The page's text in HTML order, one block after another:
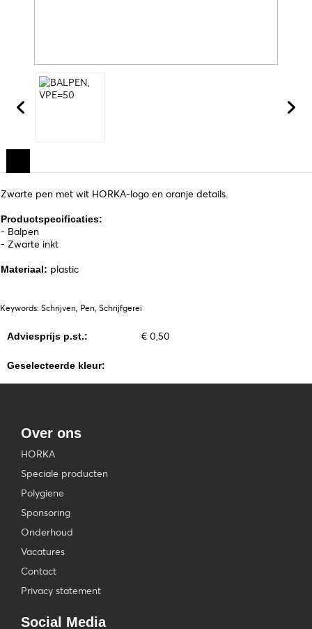
Zwarte pen met wit HORKA-logo en oranje details.
Productspecificaties:
- Balpen
- Zwarte inkt
Materiaal: plastic
Keywords: Schrijven, Pen, Schrijfgerei
Adviesprijs p.st.: € 0,50
Geselecteerde kleur:
Over ons
HORKA
Speciale producten
Polygiene
Sponsoring
Onderhoud
Vacatures
Contact
Privacy statement
Social Media